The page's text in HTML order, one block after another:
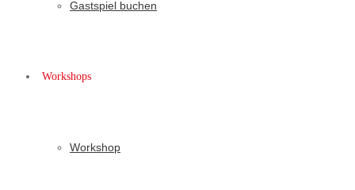
Gastspiel buchen
Workshops
Workshop